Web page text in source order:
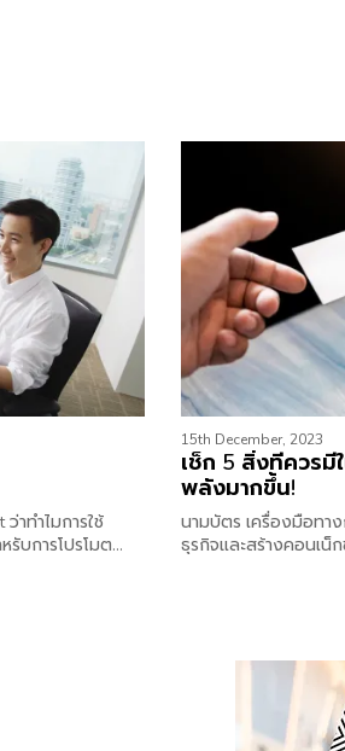
าทำไมการใช้
รับการโปรโมต
15th December, 2023
เช็ก 5 สิ่งที่ควรมี
พลังมากขึ้น!
นามบัตร เครื่องมือท
ธุรกิจและสร้างคอนเน็